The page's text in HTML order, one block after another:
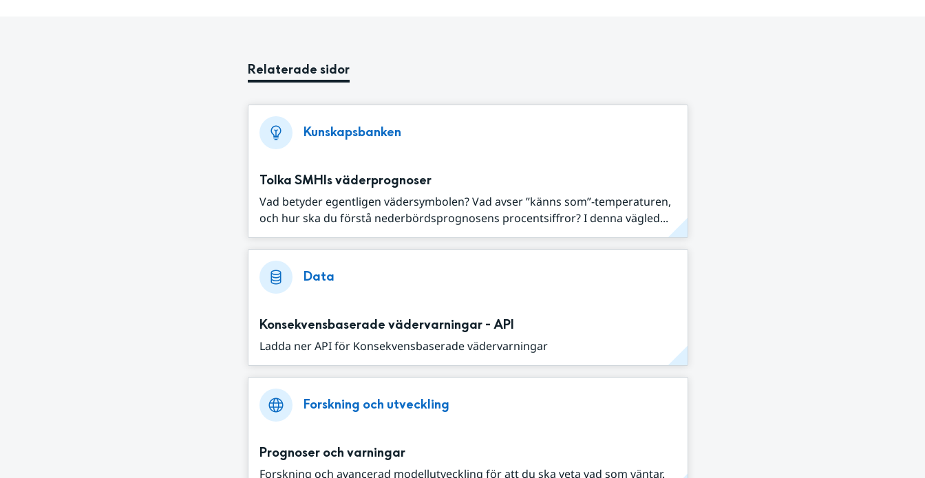
Relaterade sidor
Kunskapsbanken
Tolka SMHIs väderprognoser
Vad betyder egentligen vädersymbolen? Vad avser ”känns som”-temperaturen,
och hur ska du förstå nederbördsprognosens procentsiffror? I denna vägled...
Data
Konsekvensbaserade vädervarningar - API
Ladda ner API för Konsekvensbaserade vädervarningar
Forskning och utveckling
Prognoser och varningar
Forskning och avancerad modellutveckling för att du ska veta vad som väntar.